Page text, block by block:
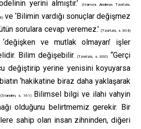
yerini almıştır.’(Hamza Andreas Tzortzis,
ve ‘Bilimin vardığı sonuçlar değişmez
sorulara cevap veremez.’(Tzortzis, s. 304)
ve mutlak olmayan’ işler
Bilim değişebilir.(Tzortzis, s. 300)
“Gerçi
değiştirip yerine yenisini koyuyarsa
‘hakikatine biraz daha yaklaşarak
(Standen, s. 161)Bilimsel bilgi ve ilahi vahyin
olduğunu belirtmemiz gerekir. Bir
sahip olan insan zihninden, diğeri